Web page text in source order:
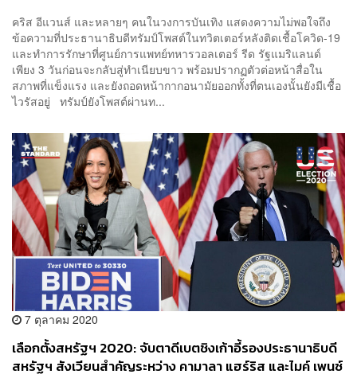
คริส อีแวนส์ และหลายๆ คนในวงการบันเทิง แสดงความไม่พอใจถึง
ข้อความที่ประธานาธิบดีทรัมป์โพสต์ในทวิตเตอร์หลังติดเชื้อโควิด-19
และทำการรักษาที่ศูนย์การแพทย์ทหารวอลเตอร์ รีด รัฐแมริแลนด์
เพียง 3 วันก่อนจะกลับสู่ทำเนียบขาว พร้อมปรากฏตัวต่อหน้าสื่อใน
สภาพที่แข็งแรง และยังถอดหน้ากากอนามัยออกทั้งที่ตนเองนั้นยังมีเชื้อ
ไวรัสอยู่ ทรัมป์ยังโพสต์ผ่านท...
7 ตุลาคม 2020
เลือกตั้งสหรัฐฯ 2020: จับตาดีเบตชิงเก้าอี้รองประธานาธิบดี
สหรัฐฯ สังเวียนสำคัญระหว่าง คามาลา แฮร์ริส และไมค์ เพนซ์